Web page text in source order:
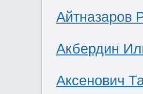
Айтназаров
Акбердин
Аксенович